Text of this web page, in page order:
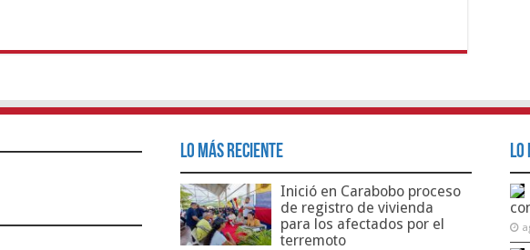
Lo Más Reciente
Inició en Carabobo proceso
de registro de vivienda
para los afectados por el
terremoto